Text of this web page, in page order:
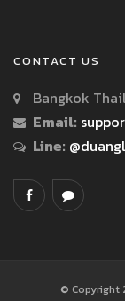
CONTACT US
Bangkok
Email:
Line:
© Copyright